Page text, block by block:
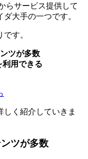
らサービス提供して
大手の一つです。
す。
ツが多数
用できる
しく紹介していきま
ツが多数